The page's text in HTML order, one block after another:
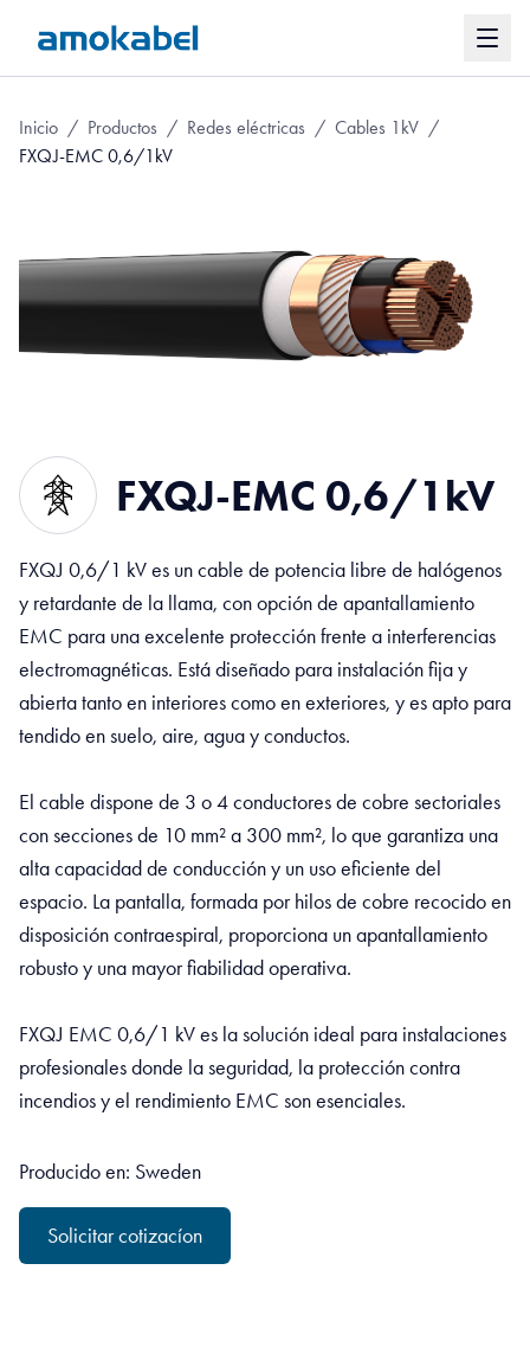
Inicio / Productos / Redes eléctricas / Cables 1kV /
FXQJ-EMC 0,6/1kV
FXQJ-EMC 0,6/1kV
FXQJ 0,6/1 kV es un cable de potencia libre de halógenos
y retardante de la llama, con opción de apantallamiento
EMC para una excelente protección frente a interferencias
electromagnéticas. Está diseñado para instalación fija y
abierta tanto en interiores como en exteriores, y es apto para
tendido en suelo, aire, agua y conductos.
El cable dispone de 3 o 4 conductores de cobre sectoriales
con secciones de 10 mm² a 300 mm², lo que garantiza una
alta capacidad de conducción y un uso eficiente del
espacio. La pantalla, formada por hilos de cobre recocido en
disposición contraespiral, proporciona un apantallamiento
robusto y una mayor fiabilidad operativa.
FXQJ EMC 0,6/1 kV es la solución ideal para instalaciones
profesionales donde la seguridad, la protección contra
incendios y el rendimiento EMC son esenciales.
Producido en: Sweden
Solicitar cotizacíon